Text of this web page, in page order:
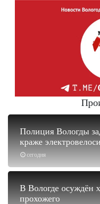
сегодня
Полиция Вологды
краже
В Вологде осуждён
прохожего